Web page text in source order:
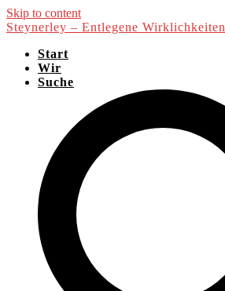
Skip to content
Steynerley – Entlegene Wirklichkeiten
Start
Wir
Suche